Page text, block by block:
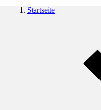
Startseite